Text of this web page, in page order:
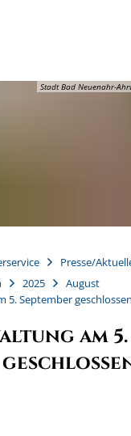
Stadt Bad Neuenahr-
Presse/
2025
August
5. September geschlossen
am 5.